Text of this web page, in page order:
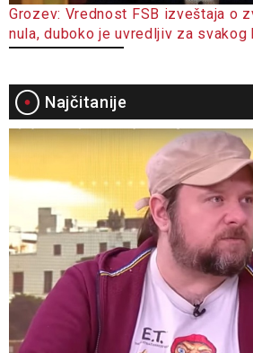
Grozev: Vrednost FSB izveštaja o
nula, duboko je uvredljiv za
Najčitanije